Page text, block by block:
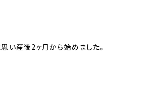
い産後2ヶ月から始めました。